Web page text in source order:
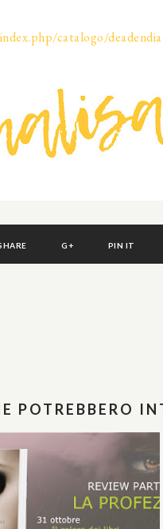
catalogo/
G+ PIN IT
POTREBBERO